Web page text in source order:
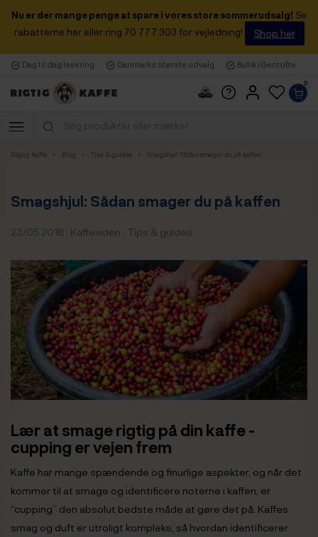
Nu er der mange penge at spare i vores store sommerudsalg! Se
rabatterne her eller ring 70 777 303 for vejledning!
Shop her
Dag til dag levering Danmarks største udvalg Butik i Gentofte
0
Rigtig Kaffe Blog Tips & guides Smagshjul: Sådan smager du på kaffen
Smagshjul: Sådan smager du på kaffen
23/05 2018 : Kaffeviden Tips & guides
Lær at smage rigtig på din kaffe -
cupping er vejen frem
Kaffe har mange spændende og finurlige aspekter, og når det
kommer til at smage og identificere noterne i kaffen, er
“cupping” den absolut bedste måde at gøre det på. Kaffes
smag og duft er utroligt kompleks, så hvordan identificerer